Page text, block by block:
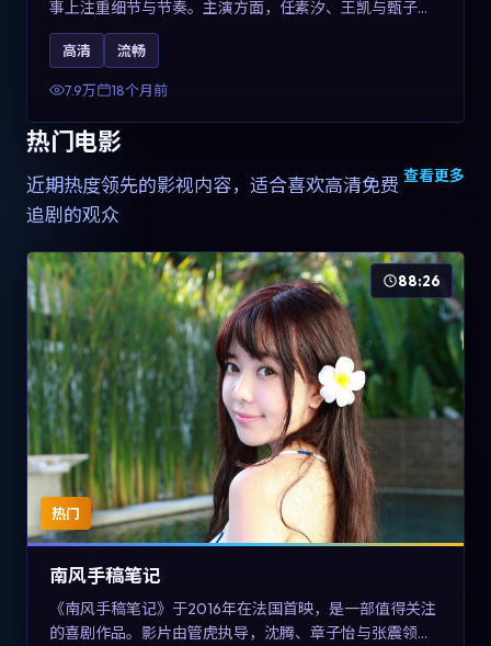
事上注重细节与节奏。主演方面，任素汐、王凯与甄子丹
的表演为角色增添层次。故事把东方美学与类型节奏做本
土化融合，可作为德国影视爱好者的高清观影选择。
高清 流畅
7.9万 18个月前
热门电影
近期热度领先的影视内容，适合喜欢高清免费
追剧的观众
查看更多
热门
88:26
南风手稿笔记
《南风手稿笔记》于2016年在法国首映，是一部值得关注
的喜剧作品。影片由管虎执导，沈腾、章子怡与张震领衔